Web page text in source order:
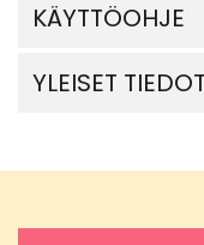
KÄYTTÖOHJE
YLEISET TIEDOT